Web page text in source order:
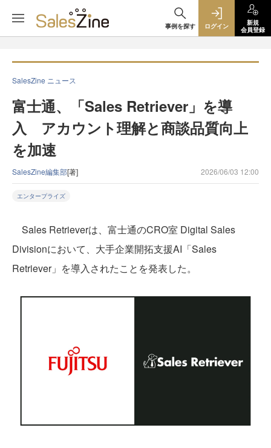
事例を探す ログイン
新規
会員登録
SalesZine ニュース
富士通、「Sales Retriever」を導
入 アカウント理解と商談品質向上
を加速
SalesZine編集部[著] 2026/06/03 12:00
エンタープライズ
Sales Retrieverは、富士通のCRO室 Digital Sales
Divisionにおいて、大手企業開拓支援AI「Sales
Retriever」を導入されたことを発表した。